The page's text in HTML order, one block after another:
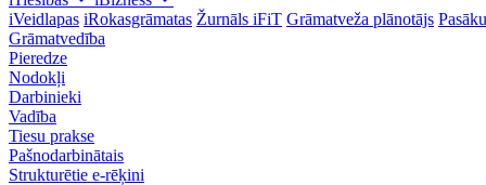
iVeidlapas iRokasgrāmatas Žurnāls iFiT Grāmatveža plānotājs
Grāmatvedība
Pieredze
Nodokļi
Darbinieki
Vadība
Tiesu prakse
Pašnodarbinātais
Strukturētie e-rēķini